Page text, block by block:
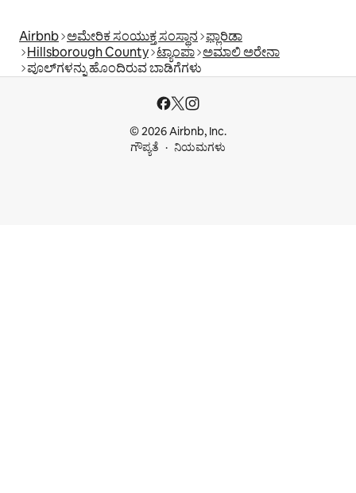
Airbnb ಅಮೇರಿಕ ಸಂಯುಕ್ತ ಸಂಸ್ಥಾನ ಫ್ಲಾರಿಡಾ
Hillsborough County ಟ್ಯಾಂಪಾ ಅಮಾಲಿ ಅರೇನಾ
ಪೂಲ್‍ಗಳನ್ನು ಹೊಂದಿರುವ ಬಾಡಿಗೆಗಳು
© 2026 Airbnb, Inc.
ಗೌಪ್ಯತೆ
ನಿಯಮಗಳು